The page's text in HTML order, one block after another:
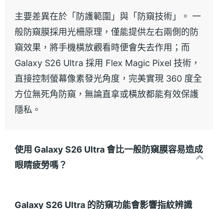
主要差異在於「防護範圍」與「防窺技術」。 一
般防窺膜採用光柵原理，僅能提供左右兩側的防
窺效果，將手機橫放觀看時便會失去作用；而
Galaxy S26 Ultra 採用 Flex Magic Pixel 技術，
直接控制螢幕像素發光角度，完美實現 360 度全
方位無死角防窺，無論直拿或橫放都能有效保護
隱私。
使用 Galaxy S26 Ultra 會比一般防窺膜容易造成
眼睛疲勞嗎？
Galaxy S26 Ultra 的防窺功能會影響指紋辨識